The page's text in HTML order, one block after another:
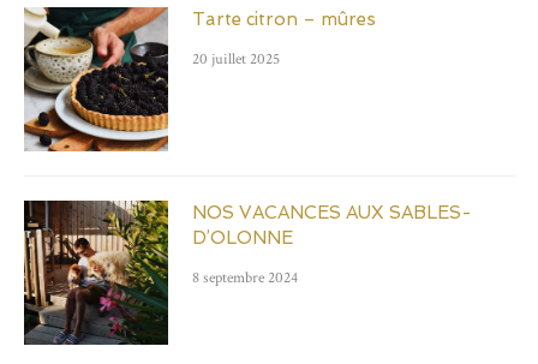
Tarte citron – mûres
20 juillet 2025
NOS VACANCES AUX SABLES-
D’OLONNE
8 septembre 2024